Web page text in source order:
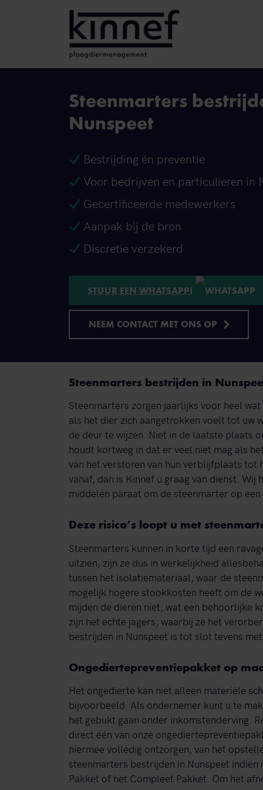
Steenmarters
Nunspeet
Bestrijding én preventie
Voor bedrijven en particulieren in
Gecertificeerde medewerkers
Aanpak bij de bron
Discretie verzekerd
STUUR EEN WHATSAPP!
NEEM CONTACT MET ONS OP
Steenmarters bestrijden in
Steenmarters zorgen jaarlijks voor heel
als het dier zich aangetrokken voelt tot uw
de deur te wijzen. Niet in de laatste plaats
houdt kortweg in dat er veel niet mag als
van het verstoren van hun verblijfplaats tot
vanaf, dan is Kinnef u graag van dienst.
middelen paraat om de steenmarter op
Deze risico’s loopt u met
Steenmarters kunnen in korte tijd een
uitzien, zijn ze dus in werkelijkheid
tussen het isolatiemateriaal, waar de
mogelijk hogere stookkosten heeft om de
mijden de dieren niet, wat een behoorlijke
zijn het echte jagers, waarbij ze het
bestrijden in Nunspeet is tot slot tevens
Ongediertepreventiepakket op
Het ongedierte kan niet alleen materiële
bijvoorbeeld. Als ondernemer kunt u te
het gebukt gaan onder inkomstenderving.
direct één van onze
hiermee volledig ontzorgen, van het
steenmarters bestrijden in Nunspeet
Pakket of het Compleet Pakket. Om het